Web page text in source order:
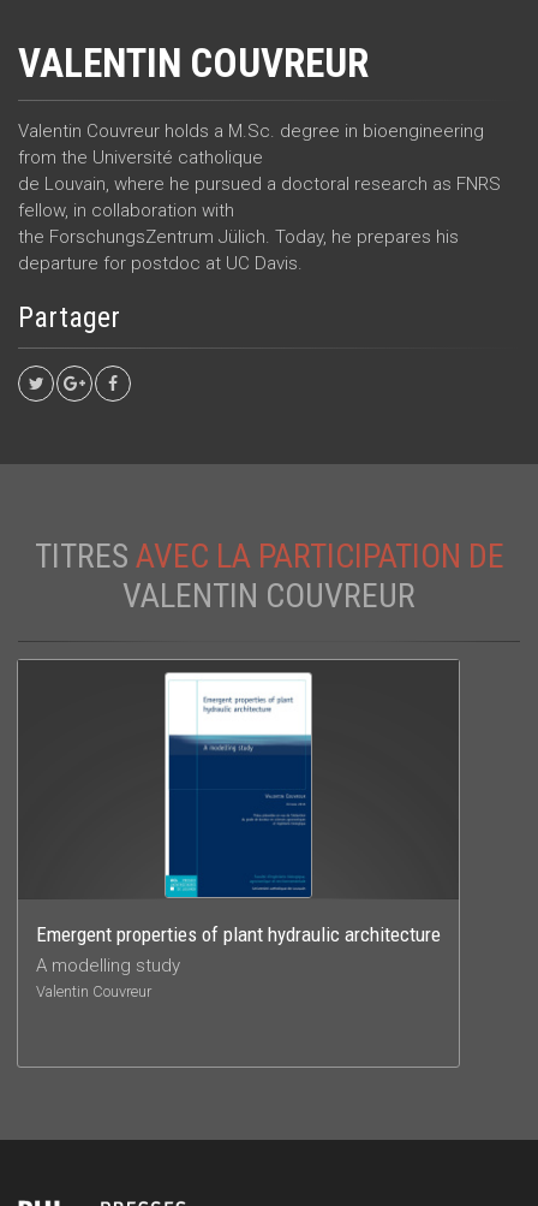
VALENTIN COUVREUR
Valentin Couvreur holds a M.Sc. degree in bioengineering
from the Université catholique
de Louvain, where he pursued a doctoral research as FNRS
fellow, in collaboration with
the ForschungsZentrum Jülich. Today, he prepares his
departure for postdoc at UC Davis.
Partager
TITRES AVEC LA PARTICIPATION DE
VALENTIN COUVREUR
Emergent properties of plant hydraulic architecture
A modelling study
Valentin Couvreur